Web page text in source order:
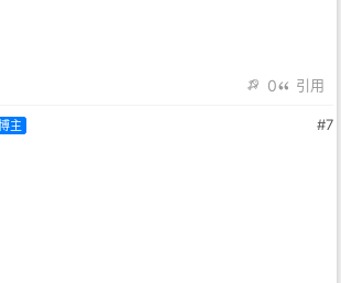
0 引用
主
#7